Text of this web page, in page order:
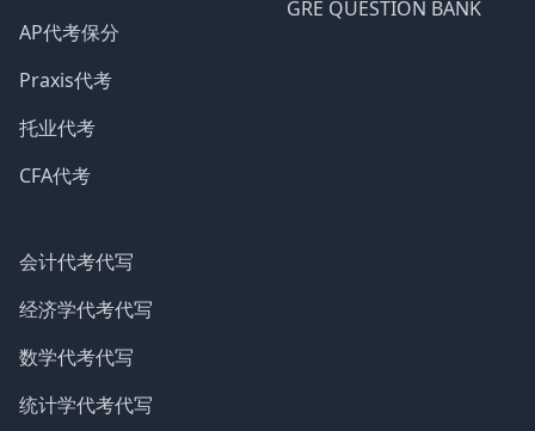
AP代考保分
Praxis代考
托业代考
CFA代考
会计代考代写
经济学代考代写
数学代考代写
统计学代考代写
GRE QUESTION BANK